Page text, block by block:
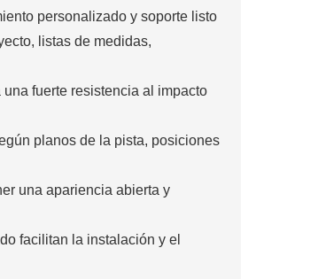
personalizado y soporte listo
listas de medidas,
fuerte resistencia al impacto
planos de la pista, posiciones
una apariencia abierta y
facilitan la instalación y el